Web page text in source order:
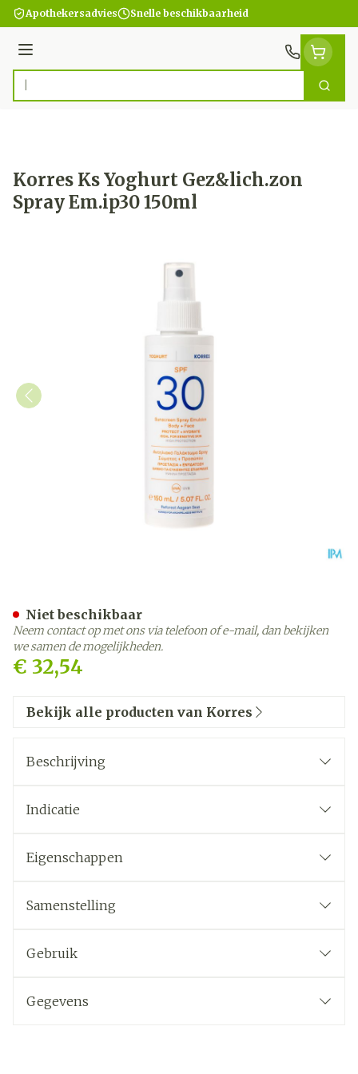
Ga naar de inhoud
Apothekersadvies Snelle beschikbaarheid
Menu
Product, merk, categorie... Zoek
Korres Ks Yoghurt Gez&lich.zon
Spray Em.ip30 150ml
€ 32,54
Niet beschikbaar
Neem contact op met ons via telefoon of e-mail, dan bekijken
we samen de mogelijkheden.
Bekijk alle producten van Korres
Beschrijving
Indicatie
Eigenschappen
Samenstelling
Gebruik
Gegevens